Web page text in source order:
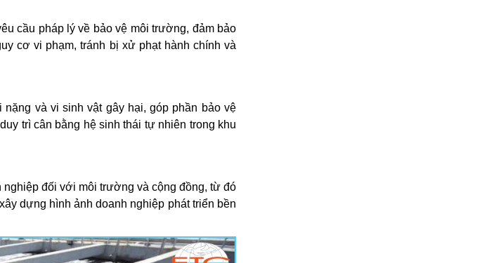
cầu pháp lý về bảo vệ môi trường, đảm bảo
cơ vi phạm, tránh bị xử phạt hành chính và
và vi sinh vật gây hại, góp phần bảo vệ
trì cân bằng hệ sinh thái tự nhiên trong khu
đối với môi trường và cộng đồng, từ đó
dựng hình ảnh doanh nghiệp phát triển bền